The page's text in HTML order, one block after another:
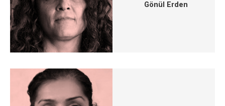
Gönül Erden